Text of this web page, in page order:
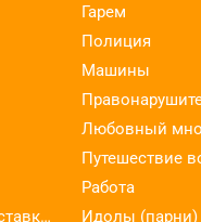
Гарем
Полиция
Машины
Путешествие
Работа
Игра с высокими ставками Идолы (парни)